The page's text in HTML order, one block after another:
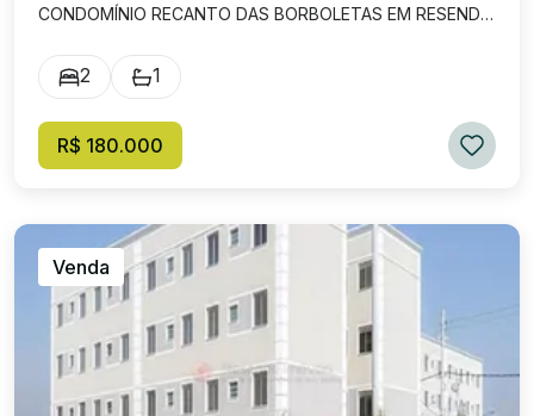
CONDOMÍNIO RECANTO DAS BORBOLETAS EM RESENDE
QUARTOS! ÓTIMA LOCALIZAÇÃO! PRÓXIMO À GRAAL,
MERCADO ATACADISTA, SHOPPING E MUITO MAIS!! Valor
2 1
R$ 180.000
Venda